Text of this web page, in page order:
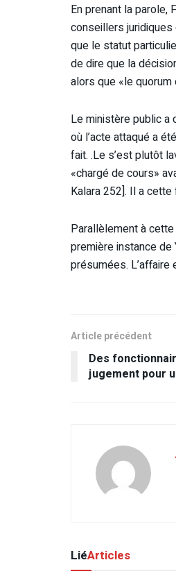
En prenant la parole,
conseillers
que le statut
de dire que la
alors que «le quorum
Le ministère public a
où l’acte attaqué a
fait. .Le s’est plutôt
«chargé de cours»
Kalara 252]. Il a
Parallèlement à
première instance
présumées. L’affaire
Article précédent
Des
jugement pour
LiéArticles